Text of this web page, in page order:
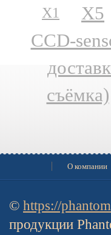
X1 X5
CCD-
съёмка)
О компании
© https://
продукции